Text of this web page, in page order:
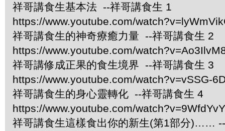
祥哥講食生基本法 --祥哥講食生 1
https://www.youtube.com/
祥哥講食生的神奇療癒力量 --祥哥講食生 2
https://www.youtube.com/
祥哥講修成正果的食生境界 --祥哥講食生 3
https://www.youtube.com/watch?v=vSSG-
祥哥講食生的身心靈轉化 --祥哥講食生 4
https://www.youtube.com/
祥哥講食生這樣食出你的新生(第1部分)……